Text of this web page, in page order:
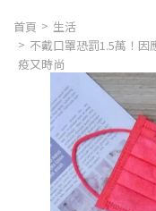
首頁
生活
不戴口罩恐罰1.5萬！
疫又時尚